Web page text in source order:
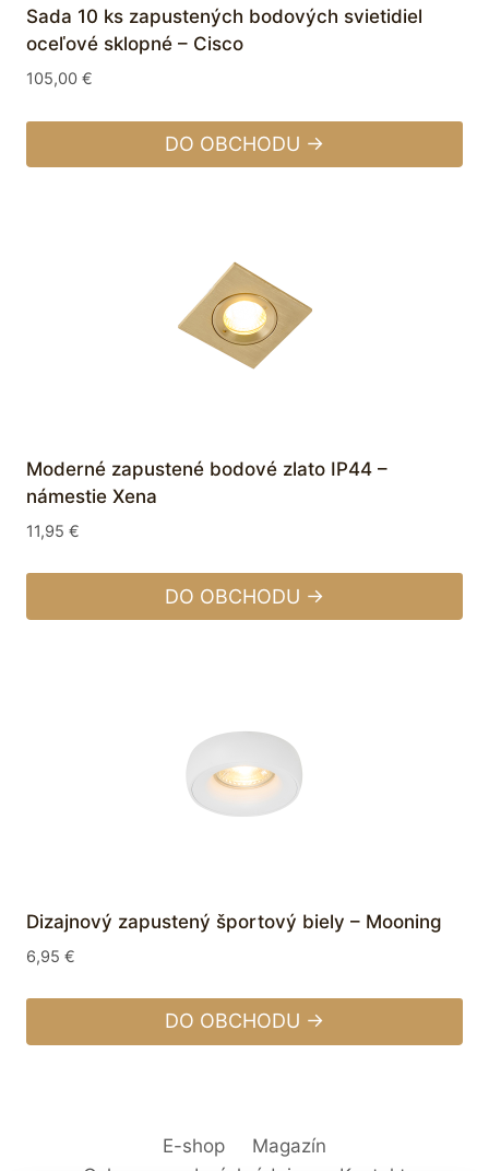
Sada 10 ks zapustených bodových svietidiel
oceľové sklopné – Cisco
105,00 €
DO OBCHODU →
Moderné zapustené bodové zlato IP44 –
námestie Xena
11,95 €
DO OBCHODU →
Dizajnový zapustený športový biely – Mooning
6,95 €
DO OBCHODU →
E-shop
Magazín